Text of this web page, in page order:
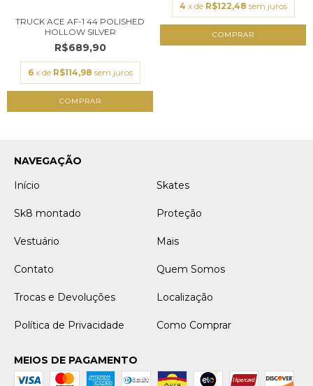
TRUCK ACE AF-1 44 POLISHED
HOLLOW SILVER
R$689,90
6 x de R$114,98 sem juros
COMPRAR
4 x de R$122,48 sem juros
COMPRAR
NAVEGAÇÃO
Início
Skates
Sk8 montado Proteção
Vestuário Mais
Contato Quem Somos
Trocas e Devoluções Localização
Política de Privacidade Como Comprar
MEIOS DE PAGAMENTO